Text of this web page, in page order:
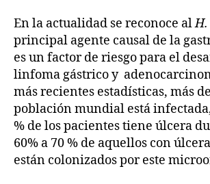
En la actualidad se reconoce al
principal agente causal de la
es un factor de riesgo para el
linfoma gástrico y
más recientes estadísticas, más
población mundial está
% de los pacientes tiene úlcera
60% a 70 % de aquellos con
están colonizados por este